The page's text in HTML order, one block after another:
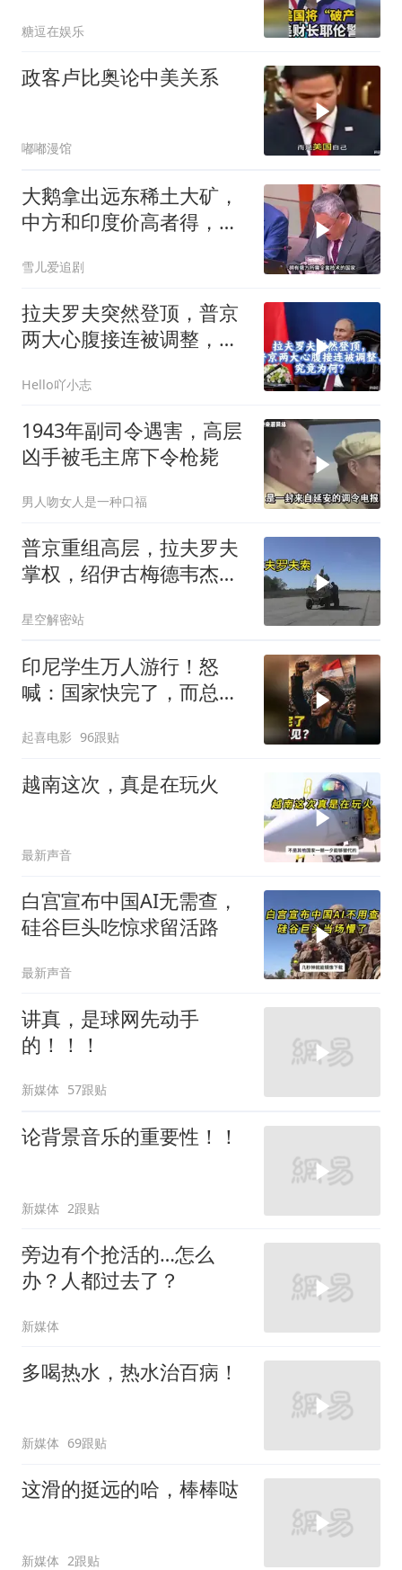
糖逗在娱乐
政客卢比奥论中美关系
嘟嘟漫馆
大鹅拿出远东稀土大矿，
中方和印度价高者得，背
雪儿爱追剧
拉夫罗夫突然登顶，普京
两大心腹接连被调整，究
Hello吖小志
1943年副司令遇害，高层
凶手被毛主席下令枪毙
男人吻女人是一种口福
普京重组高层，拉夫罗夫
掌权，绍伊古梅德韦杰夫
星空解密站
印尼学生万人游行！怒
喊：国家快完了，而总统
起喜电影 96跟贴
越南这次，真是在玩火
最新声音
白宫宣布中国AI无需查，
硅谷巨头吃惊求留活路
最新声音
讲真，是球网先动手
的！！！
新媒体 57跟贴
论背景音乐的重要性！！
新媒体 2跟贴
旁边有个抢活的…怎么
办？人都过去了？
新媒体
多喝热水，热水治百病！
新媒体 69跟贴
这滑的挺远的哈，棒棒哒
新媒体 2跟贴